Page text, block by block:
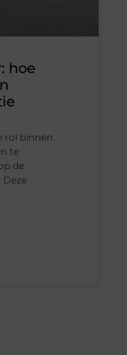
hoe
rol binnen
te
de